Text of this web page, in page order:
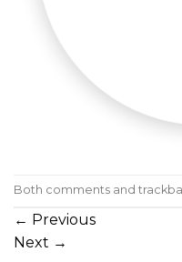
Both comments and
← Previous
Next →